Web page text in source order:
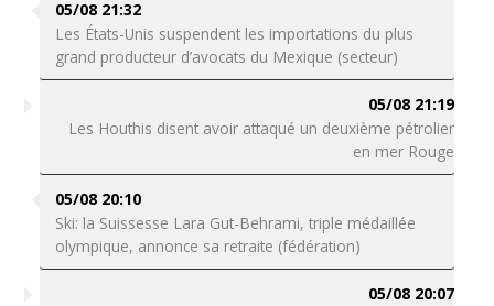
05/08 21:32
Les États-Unis suspendent les importations du plus
grand producteur d’avocats du Mexique (secteur)
05/08 21:19
Les Houthis disent avoir attaqué un deuxième pétrolier
en mer Rouge
05/08 20:10
Ski: la Suissesse Lara Gut-Behrami, triple médaillée
olympique, annonce sa retraite (fédération)
05/08 20:07